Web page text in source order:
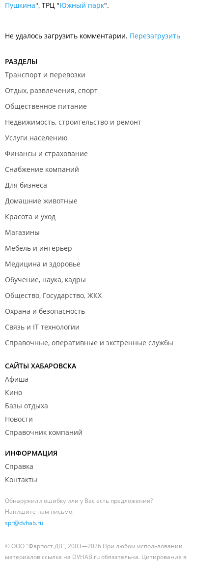
Пушкина", ТРЦ "Южный парк".
Не удалось загрузить комментарии. Перезагрузить
РАЗДЕЛЫ
Транспорт и перевозки
Отдых, развлечения, спорт
Общественное питание
Недвижимость, строительство и ремонт
Услуги населению
Финансы и страхование
Снабжение компаний
Для бизнеса
Домашние животные
Красота и уход
Магазины
Мебель и интерьер
Медицина и здоровье
Обучение, наука, кадры
Общество, Государство, ЖКХ
Охрана и безопасность
Связь и IT технологии
Справочные, оперативные и экстренные службы
САЙТЫ ХАБАРОВСКА
Афиша
Кино
Базы отдыха
Новости
Справочник компаний
ИНФОРМАЦИЯ
Справка
Контакты
Обнаружили ошибку или у Вас есть предложения?
Напишите нам письмо:
spr@dvhab.ru
© ООО "Фарпост ДВ", 2003—2026 При любом использовании
материалов ссылка на DVHAB.ru обязательна. Цитирование в